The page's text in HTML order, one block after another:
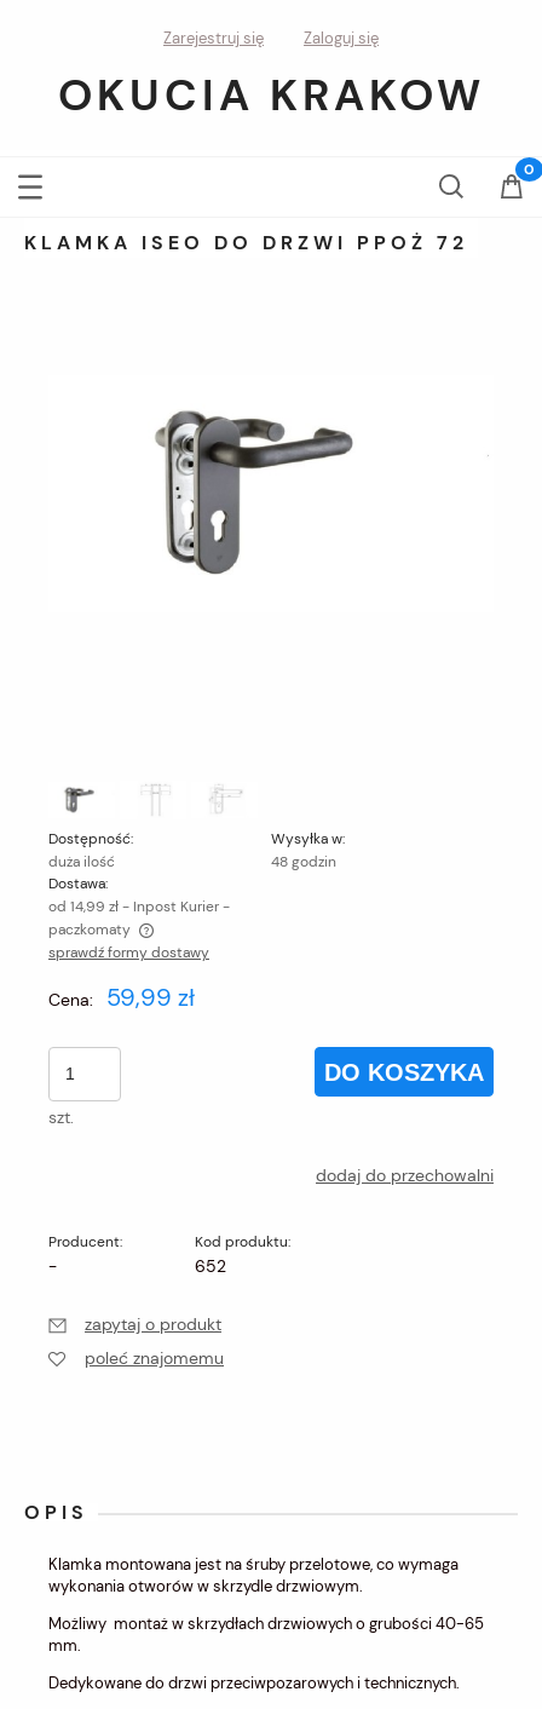
Zarejestruj się Zaloguj się
OKUCIA KRAKOW
KLAMKA ISEO DO DRZWI PPOŻ 72
Dostępność:
duża ilość
Wysyłka w:
48 godzin
Dostawa:
od 14,99 zł- Inpost Kurier -
paczkomaty
Cena nie zawiera ewentualnych kosztów płatności
sprawdź formy dostawy
Cena: 59,99 zł
szt.
DO KOSZYKA
dodaj do przechowalni
Producent:
-
Kod produktu:
652
zapytaj o produkt
poleć znajomemu
OPIS
Klamka montowana jest na śruby przelotowe, co wymaga
wykonania otworów w skrzydle drzwiowym.
Możliwy montaż w skrzydłach drzwiowych o grubości 40-65
mm.
Dedykowane do drzwi przeciwpozarowych i technicznych.